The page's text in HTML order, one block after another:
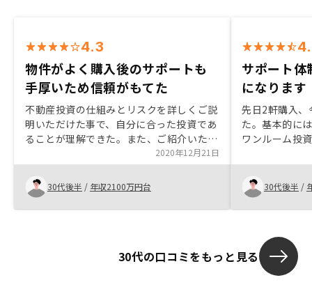
4.3
物件がよく購入後のサポートも
手厚いため信頼がもてた
不動産投資の仕組みとリスクを詳しくご説
明いただけた事で、自分に合った投資であ
ることが理解できた。また、ご紹介いただ
ける物件の良さと、購入後の管理やサポー
トも手厚いと感じたため、長期的にお付き
合いするための信頼感が生まれました。物
件の申し込みから購入完了までの流れと手
続きをもう少し明確化していただければ、
2020年12月21日
30代後半 / 年収2100万円台
サポート体
になります
先日2軒購入
た。基本的に
ワンルーム投
できる限り増
う流れでした。
30代後半 /
30代の口コミをもっと見る